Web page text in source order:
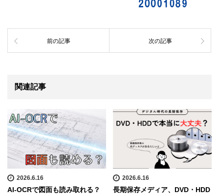
前の記事 次の記事
関連記事
2026.6.16
AI-OCRで図面も読み取れる？
2026.6.16
長期保存メディア、DVD・HDD